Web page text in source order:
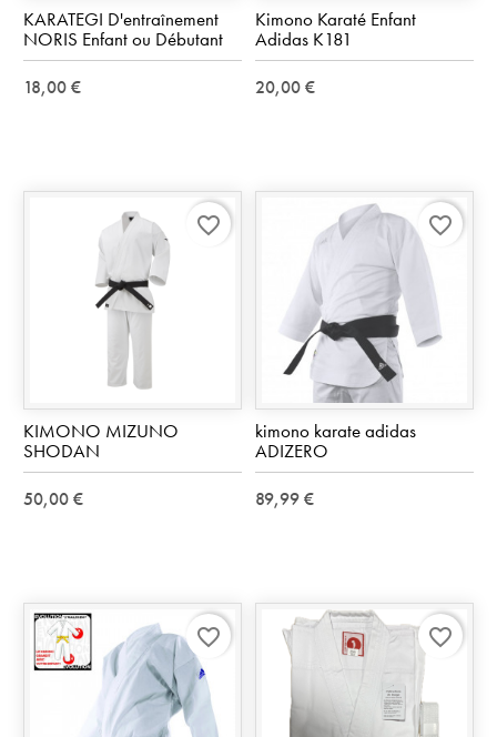
KARATEGI D'entraînement
NORIS Enfant ou Débutant
18,00 €
Kimono Karaté Enfant
Adidas K181
20,00 €
KIMONO MIZUNO
SHODAN
50,00 €
favorite_border
kimono karate adidas
ADIZERO
89,99 €
favorite_border
favorite_border favorite_border